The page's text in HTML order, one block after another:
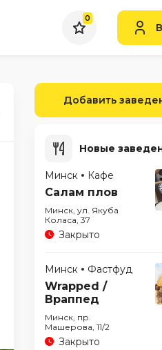
0
Добавить
Новые
Минск Кафе
Салам плов
Минск, ул. Якуба
Коласа, 37
Закрыто
Минск Фастфуд
Wrapped /
Враппед
Минск, пр.
Машерова, 11/2
Закрыто